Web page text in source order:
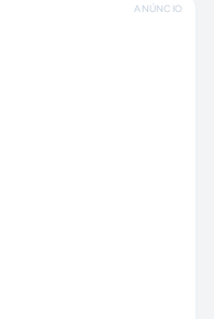
ANÚNCIO